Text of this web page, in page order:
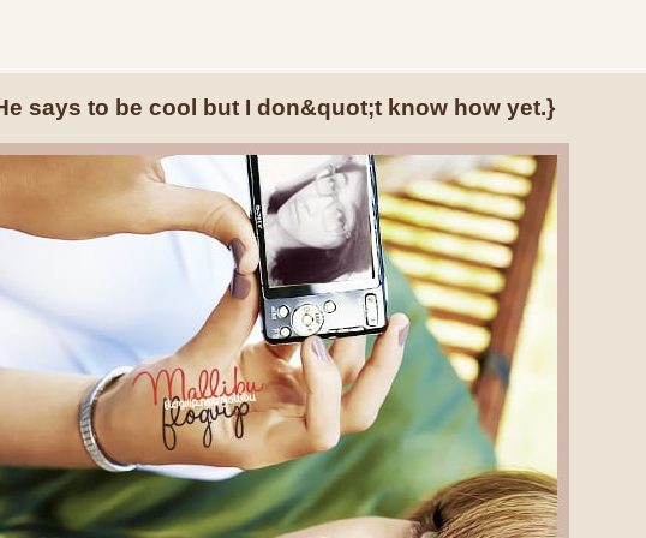
says to be cool but I don&quot;t know how yet.}